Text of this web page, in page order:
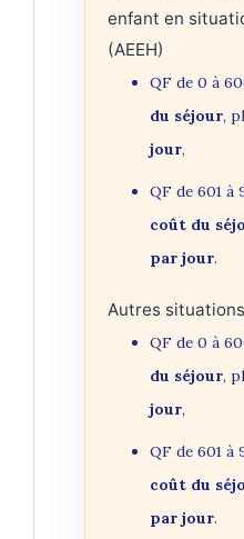
enfant en
(AEEH)
QF de 0 à
du séjour,
jour,
QF de 601 à
coût du
par jour.
Autres
QF de 0 à
du séjour,
jour,
QF de 601 à
coût du
par jour.